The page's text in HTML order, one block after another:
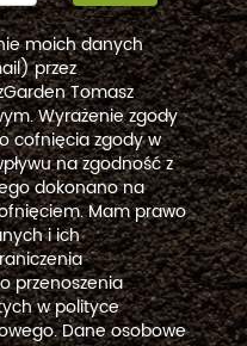
moich danych
przez
Tomasz
Wyrażenie zgody
cofnięcia zgody w
na zgodność z
dokonano na
Mam prawo
i ich
przenoszenia
w polityce
Dane osobowe